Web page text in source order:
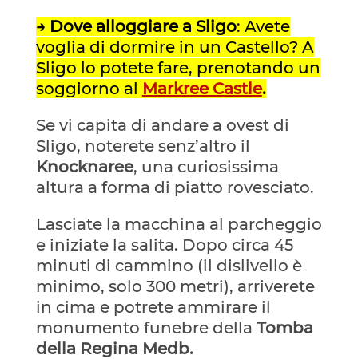
→ Dove alloggiare a Sligo: Avete
voglia di dormire in un Castello? A
Sligo lo potete fare, prenotando un
soggiorno al Markree Castle.
Se vi capita di andare a ovest di
Sligo, noterete senz’altro il
Knocknaree, una curiosissima
altura a forma di piatto rovesciato.
Lasciate la macchina al parcheggio
e iniziate la salita. Dopo circa 45
minuti di cammino (il dislivello è
minimo, solo 300 metri), arriverete
in cima e potrete ammirare il
monumento funebre della Tomba
della Regina Medb.